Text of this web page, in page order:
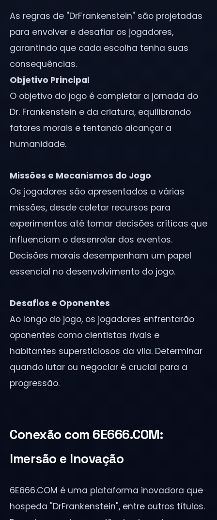
As regras de "DrFrankenstein" são projetadas
para envolver e desafiar os jogadores,
garantindo que cada escolha tenha suas
consequências.
Objetivo Principal
O objetivo do jogo é completar a jornada do
Dr. Frankenstein e da criatura, equilibrando
fatores morais e tentando alcançar a
humanidade.
Missões e Mecanismos do Jogo
Os jogadores são apresentados a várias
missões, desde coletar recursos para
experimentos até tomar decisões críticas que
influenciam o desenrolar dos eventos.
Decisões morais desempenham um papel
essencial no desenvolvimento do jogo.
Desafios e Oponentes
Ao longo do jogo, os jogadores enfrentarão
oponentes como cientistas rivais e
habitantes supersticiosos da vila. Determinar
quando lutar ou negociar é crucial para a
progressão.
Conexão com 6E666.COM:
Imersão e Inovação
6E666.COM é uma plataforma inovadora que
hospeda "DrFrankenstein", entre outros títulos.